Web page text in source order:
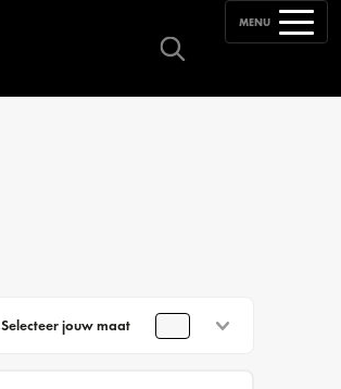
MENU
Selecteer jouw maat